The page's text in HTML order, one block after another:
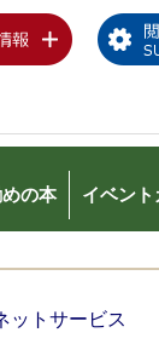
の本 イベント
ットサービス